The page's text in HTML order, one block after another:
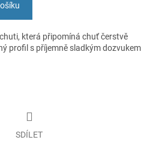
která připomíná chuť čerstvě
profil s příjemně sladkým dozvukem
SDÍLET